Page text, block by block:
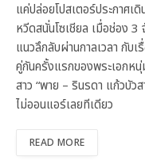
แค่ปล่อยโปสเตอร์ประกาศเ
หวีดสนั่นโซเชียล เมื่อช่อง 3
แนวลึกลับผ่านกาลเวลา กับเ
คู่กันครั้งแรกของพระเอกห
สาว “พาย – รินรดา แก้วบัว
ไม่ออนแอร์เลยทีเดียว
READ MORE